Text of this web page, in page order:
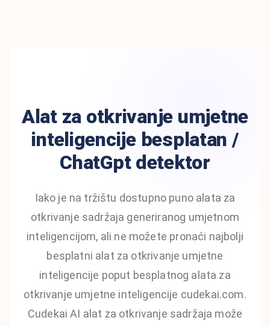
Alat za otkrivanje umjetne
inteligencije besplatan /
ChatGpt detektor
Iako je na tržištu dostupno puno alata za
otkrivanje sadržaja generiranog umjetnom
inteligencijom, ali ne možete pronaći najbolji
besplatni alat za otkrivanje umjetne
inteligencije poput besplatnog alata za
otkrivanje umjetne inteligencije cudekai.com.
Cudekai AI alat za otkrivanje sadržaja može